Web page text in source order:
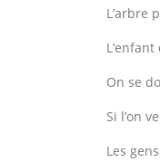
L’arbre
On se
Si l’on
Les